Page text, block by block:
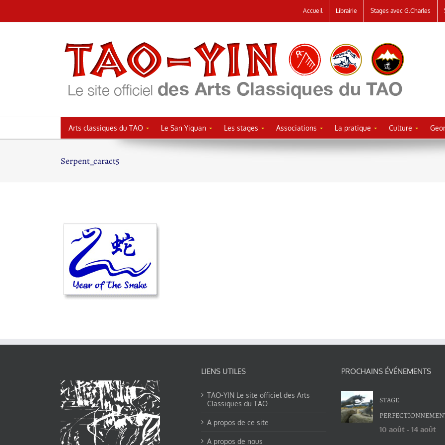
au
Accueil Librairie Stages avec G.Charles
Arts classiques du TAO Le San Yiquan Les stages Associations La pratique Culture
Serpent_caract5
LIENS UTILES
TAO-YIN Le site officiel des Arts
Classiques du TAO
A propos de ce site
A propos de nous
PROCHAINS ÉVÉNEMENTS
STAGE
10 août - 14 août